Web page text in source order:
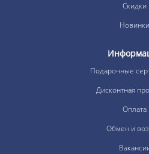
Скидки
Новинки
Подарочные
Дисконтная
Оплата
Обмен и